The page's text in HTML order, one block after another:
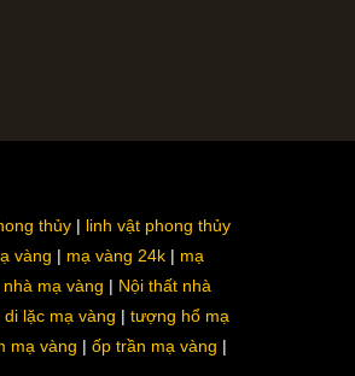
thủy
linh vật phong thủy
vàng mạ vàng 24k
mạ
mạ vàng
Nội thất nhà
lặc mạ vàng
tượng hổ mạ
mạ vàng ốp trần mạ vàng